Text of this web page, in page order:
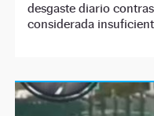
desgaste diario
considerada